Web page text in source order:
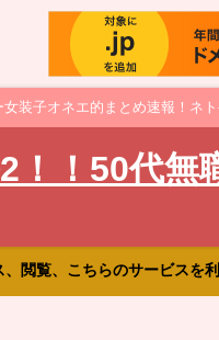
装子オネエ的まとめ速報！ネ
！！50代無
閲覧、こちらのサービスを